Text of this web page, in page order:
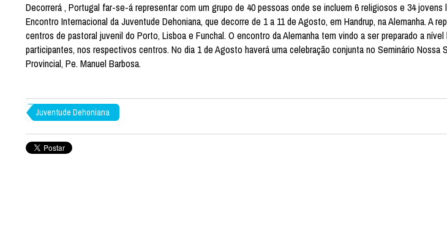
Decorrerá , Portugal far-se-á representar com um grupo de 40 pessoas onde se incluem 6 religiosos e 34 jovens
Encontro Internacional da Juventude Dehoniana, que decorre de 1 a 11 de Agosto, em Handrup, na Alemanha. A
centros de pastoral juvenil do Porto, Lisboa e Funchal. O encontro da Alemanha tem vindo a ser preparado a
participantes, nos respectivos centros. No dia 1 de Agosto haverá uma celebração conjunta no Seminário Nossa
Provincial, Pe. Manuel Barbosa.
Juventude Dehoniana